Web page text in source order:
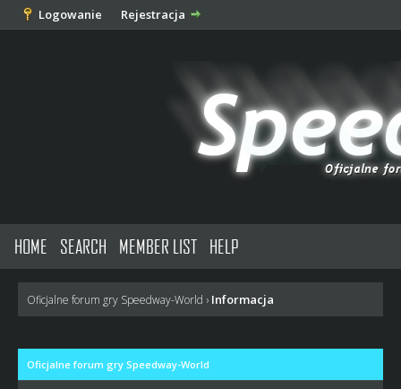
Logowanie Rejestracja
HOME SEARCH MEMBER LIST HELP
Oficjalne forum gry Speedway-World › Informacja
Oficjalne forum gry Speedway-World